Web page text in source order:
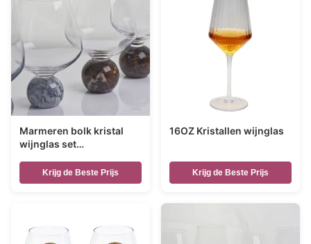
Marmeren bolk kristal
wijnglas set
helder kristal met
natuursteen elegantie
Krijg de Beste Prijs
16OZ Kristallen wijnglas
Krijg de Beste Prijs